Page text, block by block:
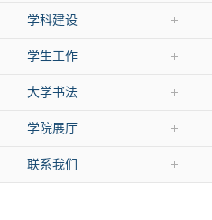
学科建设
学生工作
大学书法
学院展厅
联系我们